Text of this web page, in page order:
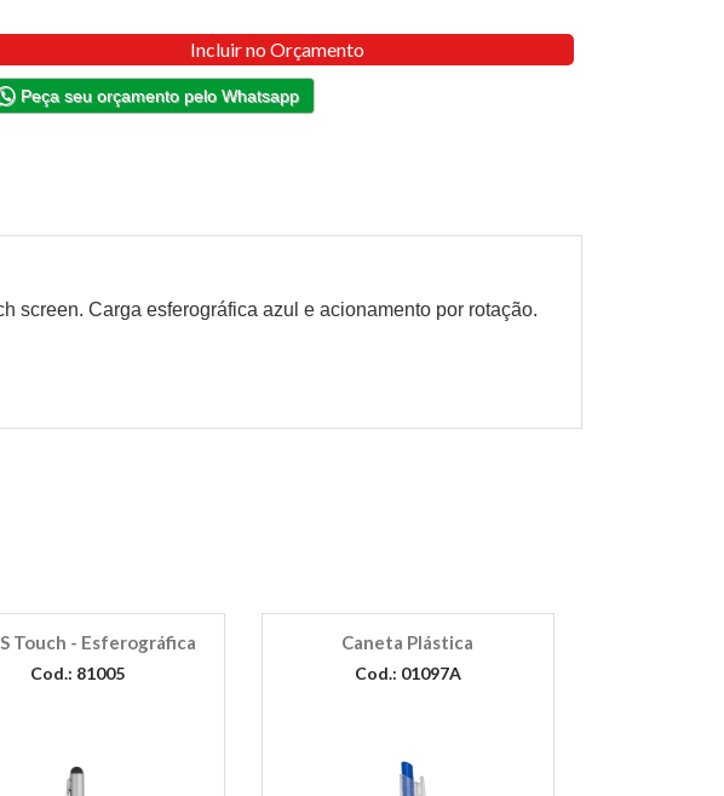
Incluir no Orçamento
Peça seu orçamento pelo Whatsapp
screen. Carga esferográfica azul e acionamento por rotação.
Touch - Esferográfica
Cod.: 81005
Caneta Plástica
Cod.: 01097A